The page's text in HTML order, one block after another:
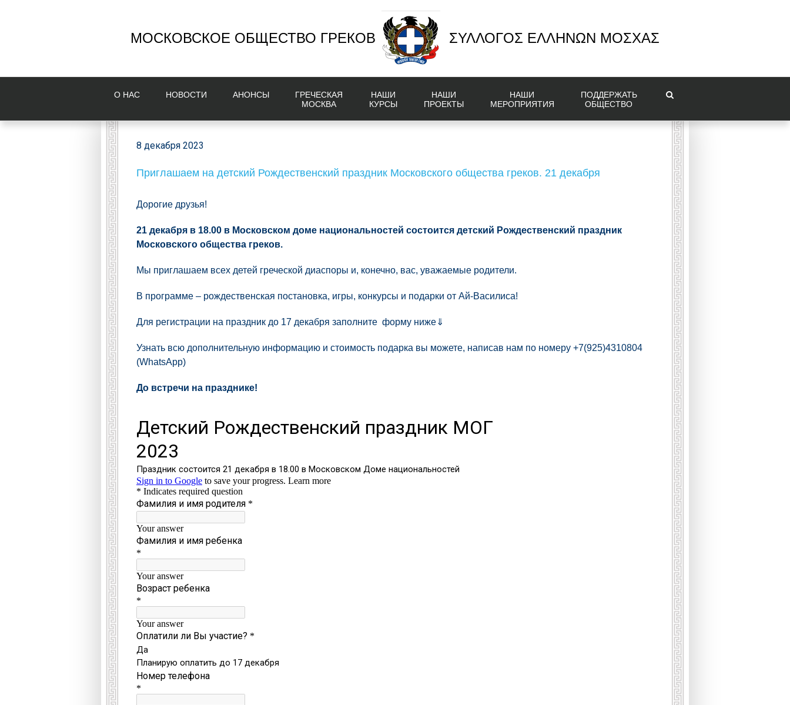
МОСКОВСКОЕ ОБЩЕСТВО ГРЕКОВ ΣΥΛΛΟΓΟΣ ΕΛΛΗΝΩΝ ΜΟΣΧΑΣ
О НAС НОВОСТИ AНОНСЫ
ГРЕЧЕСКАЯ
МОСКВА
НАШИ
КУРСЫ
НАШИ
ПРОЕКТЫ
НАШИ
МЕРОПРИЯТИЯ
ПОДДЕРЖАТЬ
ОБЩЕСТВО
8 декабря 2023
Приглашаем на детский Рождественский праздник Московского общества греков. 21 декабря
Дорогие друзья!
21 декабря в 18.00 в Московском доме национальностей состоится детский Рождественский праздник
Московского общества греков.
Мы приглашаем всех детей греческой диаспоры и, конечно, вас, уважаемые родители.
В программе – рождественская постановка, игры, конкурсы и подарки от Ай-Василиса!
Для регистрации на праздник до 17 декабря заполните форму ниже⇓
Узнать всю дополнительную информацию и стоимость подарка вы можете, написав нам по номеру +7(925)4310804
(WhatsApp)
До встречи на празднике!